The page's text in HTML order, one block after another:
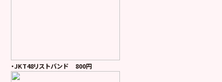
・JKT48リストバンド 800円